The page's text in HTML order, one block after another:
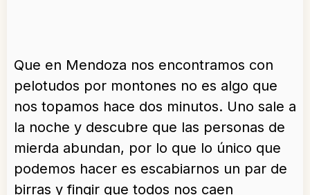
Que en Mendoza nos encontramos con
pelotudos por montones no es algo que
nos topamos hace dos minutos. Uno sale a
la noche y descubre que las personas de
mierda abundan, por lo que lo único que
podemos hacer es escabiarnos un par de
birras y fingir que todos nos caen